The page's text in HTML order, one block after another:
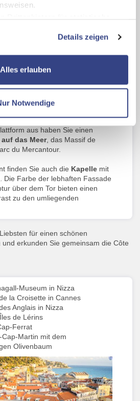
Technologien von Drittanbietern
weitere Personalisierungen
es auch zu Übermittlungen
stimmen Sie der
& Plugins auf unseren
Details zeigen
Alles erlauben
Notwendige
Leuchtturm von La Garoupe
Leuchttürmen an der
wurde 1948 an der Côte d’Azur
und besteht aus Kalkstein.
aus haben Sie einen
das Meer, das Massif de
du Mercantour.
finden Sie auch die Kapelle mit
Die Farbe der lebhaften Fassade
über dem Tor bieten einen
zu den umliegenden
für einen schönen
erkunden Sie gemeinsam die Côte
Museum in Nizza
la Croisette in Cannes
Anglais in Nizza
de Lérins
Ferrat
Martin mit dem
Olivenbaum